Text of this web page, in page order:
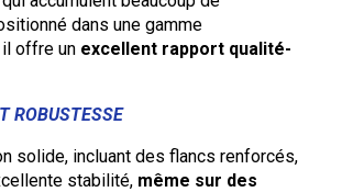
dans une gamme
offre un excellent rapport qualité-
ROBUSTESSE
solide, incluant des flancs renforcés,
stabilité, même sur des